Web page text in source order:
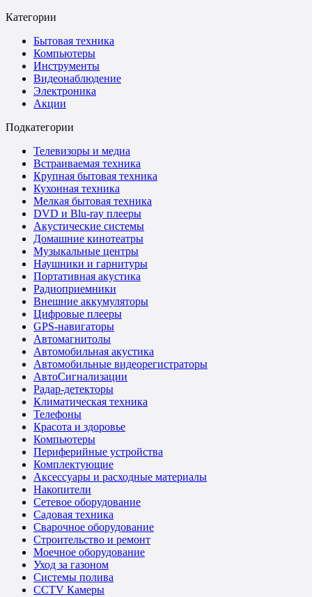
Категории
Бытовая техника
Компьютеры
Инструменты
Видеонаблюдение
Электроника
Акции
Подкатегории
Телевизоры и медиа
Встраиваемая техника
Крупная бытовая техника
Кухонная техника
Мелкая бытовая техника
DVD и Blu-ray плееры
Акустические системы
Домашние кинотеатры
Музыкальные центры
Наушники и гарнитуры
Портативная акустика
Радиоприемники
Внешние аккумуляторы
Цифровые плееры
GPS-навигаторы
Автомагнитолы
Автомобильная акустика
Автомобильные видеорегистраторы
АвтоСигнализации
Радар-детекторы
Климатическая техника
Телефоны
Красота и здоровье
Компьютеры
Периферийные устройства
Комплектующие
Аксессуары и расходные материалы
Накопители
Сетевое оборудование
Садовая техника
Сварочное оборудование
Строительство и ремонт
Моечное оборудование
Уход за газоном
Системы полива
CCTV Камеры